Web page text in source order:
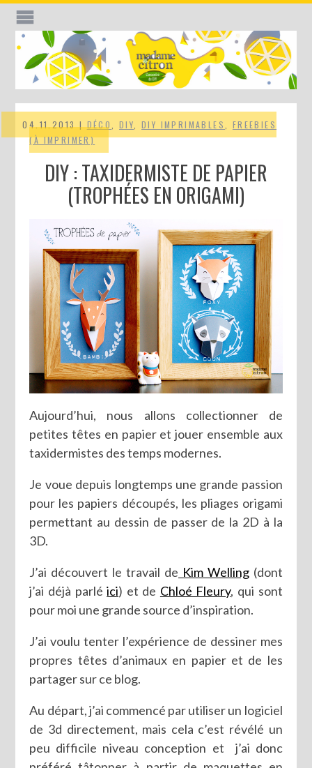
04.11.2013 |DÉCO ,DIY ,DIY IMPRIMABLES
FREEBIES
(À IMPRIMER)
DIY : TAXIDERMISTE DE PAPIER
(TROPHÉES EN ORIGAMI)
Aujourd’hui, nous allons collectionner de
petites têtes en papier et jouer ensemble aux
taxidermistes des temps modernes.
Je voue depuis longtemps une grande passion
pour les papiers découpés, les pliages origami
permettant au dessin de passer de la 2D à la
3D.
J’ai découvert le travail de Kim Welling(dont
j’ai déjà parléici) et de Chloé Fleury, qui sont
pour moi une grande source d’inspiration.
J’ai voulu tenter l’expérience de dessiner mes
propres têtes d’animaux en papier et de les
partager sur ce blog.
Au départ, j’ai commencé par utiliser un logiciel
de 3d directement, mais cela c’est révélé un
peu difficile niveau conception et j’ai donc